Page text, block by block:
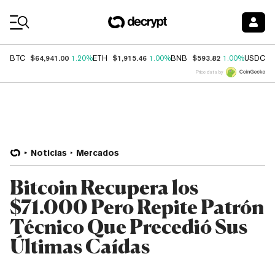
BTC $64,941.00 1.20%ETH $1,915.46 1.00%BNB $593.82 1.00%USDC
Price data by
Noticias Mercados
Bitcoin Recupera los
$71.000 Pero Repite Patrón
Técnico Que Precedió Sus
Últimas Caídas